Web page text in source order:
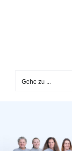
Gehe zu ...